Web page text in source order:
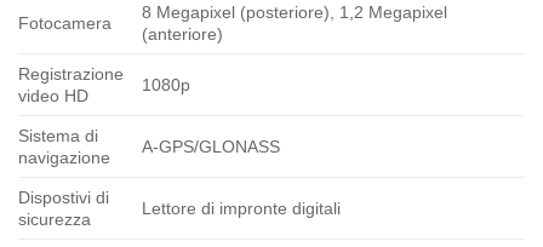
Fotocamera
8 Megapixel (posteriore), 1,2 Megapixel
(anteriore)
Registrazione
video HD
1080p
Sistema di
navigazione
A-GPS/GLONASS
Dispostivi di
sicurezza
Lettore di impronte digitali